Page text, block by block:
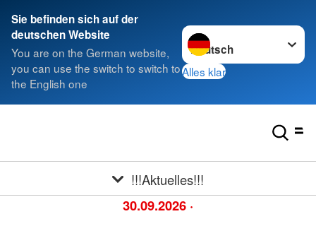
Sie befinden sich auf der
deutschen Website
You are on the German website,
you can use the switch to switch to
the English one
Sprache wechseln zu
Alles klar
!!!Aktuelles!!!
30.09.2026 ·